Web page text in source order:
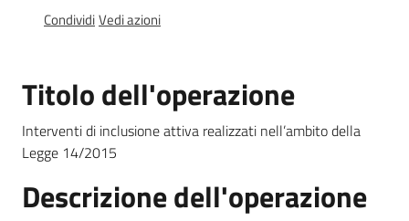
del
Comunicazione
CondividiVedi azioni
Titolo dell'operazione
Interventi di inclusione attiva realizzati nell’ambito della
Legge 14/2015
Descrizione dell'operazione